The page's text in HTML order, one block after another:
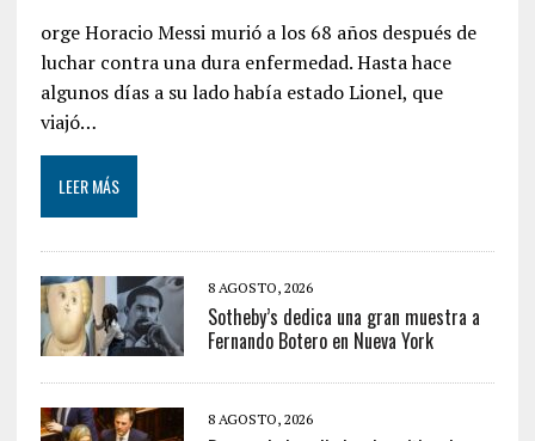
orge Horacio Messi murió a los 68 años después de
luchar contra una dura enfermedad. Hasta hace
algunos días a su lado había estado Lionel, que
viajó…
LEER MÁS
8 AGOSTO, 2026
Sotheby’s dedica una gran muestra a
Fernando Botero en Nueva York
8 AGOSTO, 2026